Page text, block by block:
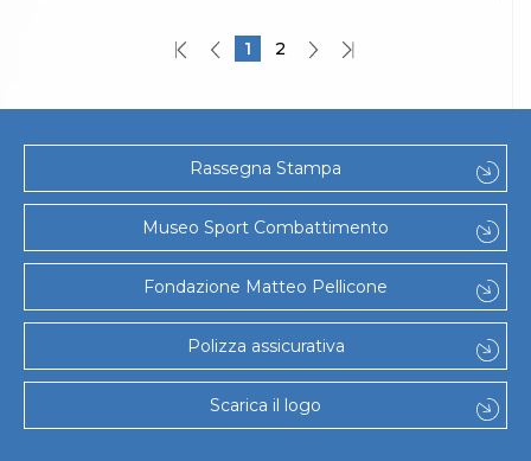
1 2
Rassegna Stampa
Museo Sport Combattimento
Fondazione Matteo Pellicone
Polizza assicurativa
Scarica il logo